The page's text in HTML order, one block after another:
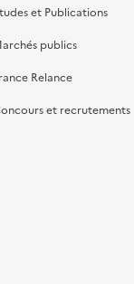
et Publications
publics
Relance
et recrutements